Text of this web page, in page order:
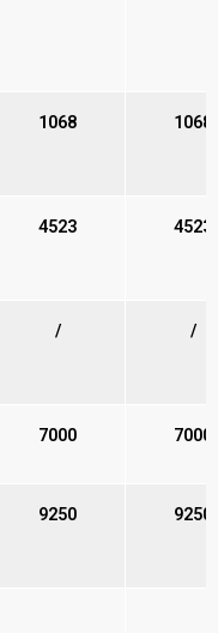
1068 1068
4523 4523
/ /
7000 7000
9250 9250